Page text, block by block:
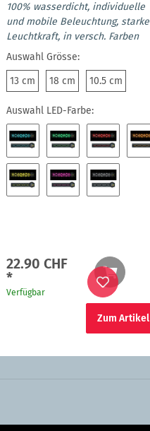
100% wasserdicht, individuelle
und mobile Beleuchtung, starke
Leuchtkraft, in versch. Farben
Auswahl Grösse:
13 cm13 cm18 cm18 cm10.5 cm10.5 cm
Auswahl LED-Farbe:
Blau Grün Rot
22.90 CHF
*
Verfügbar
Zum Artikel